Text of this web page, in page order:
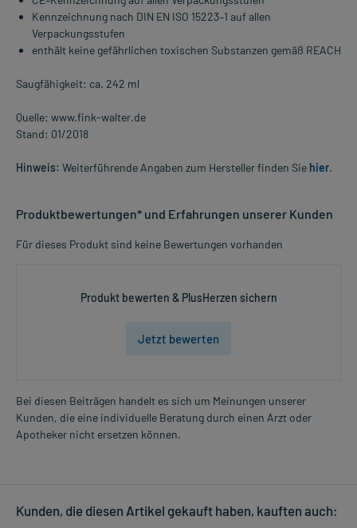
Kennzeichnung nach DIN EN ISO 15223–1 auf allen
Verpackungsstufen
enthält keine gefährlichen toxischen Substanzen gemäß REACH
Saugfähigkeit: ca. 242 ml
Quelle: www.fink-walter.de
Stand: 01/2018
Hinweis: Weiterführende Angaben zum Hersteller finden Sie hier.
Produktbewertungen* und Erfahrungen unserer Kunden
Für dieses Produkt sind keine Bewertungen vorhanden
Produkt bewerten & PlusHerzen sichern
Jetzt bewerten
Bei diesen Beiträgen handelt es sich um Meinungen unserer
Kunden, die eine individuelle Beratung durch einen Arzt oder
Apotheker nicht ersetzen können.
Kunden, die diesen Artikel gekauft haben, kauften auch: